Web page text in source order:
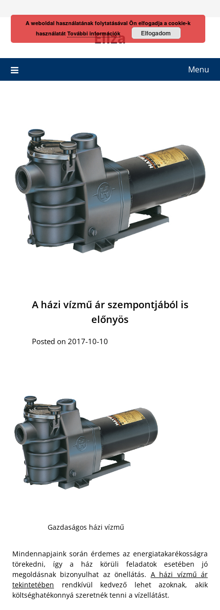
Eliza
Menu
A házi vízmű ár szempontjából is
előnyös
Posted on 2017-10-10
Gazdaságos házi vízmű
Mindennapjaink során érdemes az energiatakarékosságra
törekedni, így a ház körüli feladatok esetében jó
megoldásnak bizonyulhat az önellátás. A házi vízmű ár
tekintetében rendkívül kedvező lehet azoknak, akik
költséghatékonnyá szeretnék tenni a vízellátást.
A weboldal használatának folytatásával Ön elfogadja a cookie-k
használatát További információk Elfogadom